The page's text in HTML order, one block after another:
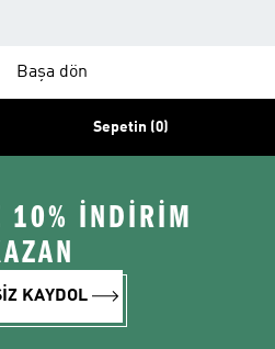
Başa dön
Sepetin (0)
10% İNDİRİM
KAYDOL